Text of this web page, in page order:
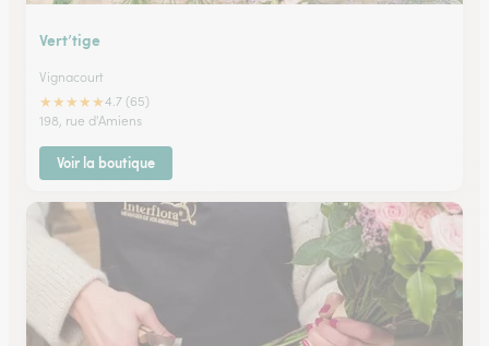
Vert’tige
Vignacourt
★★★★★4.7 (65)
198, rue d'Amiens
Voir la boutique